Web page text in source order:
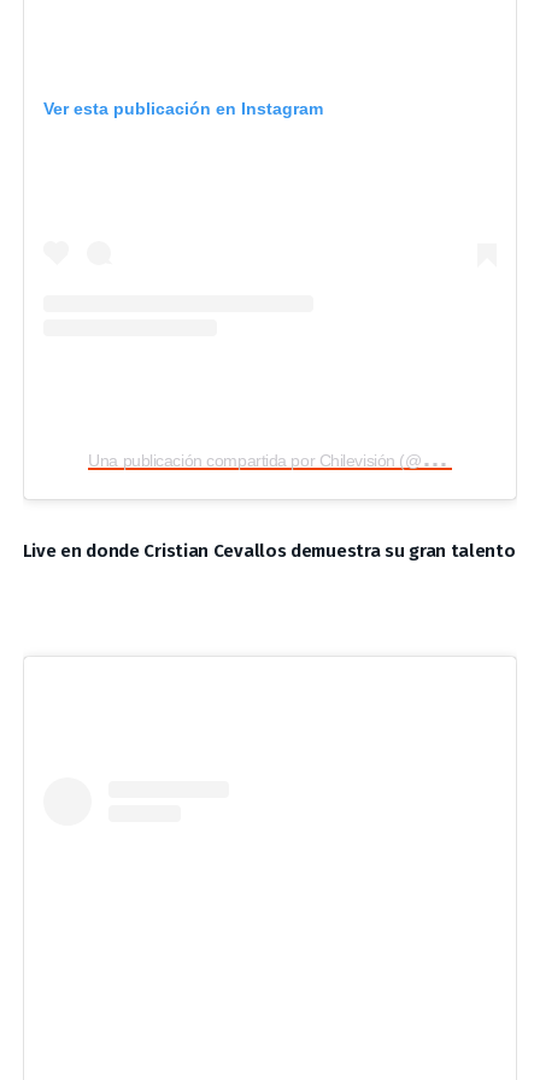
Ver esta publicación en Instagram
U
na publicación compartida por Chilevisión (@chilevision)
Live en donde Cristian Cevallos demuestra su gran talento